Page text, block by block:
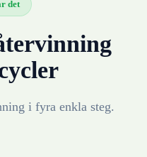
det
i fyra enkla steg.